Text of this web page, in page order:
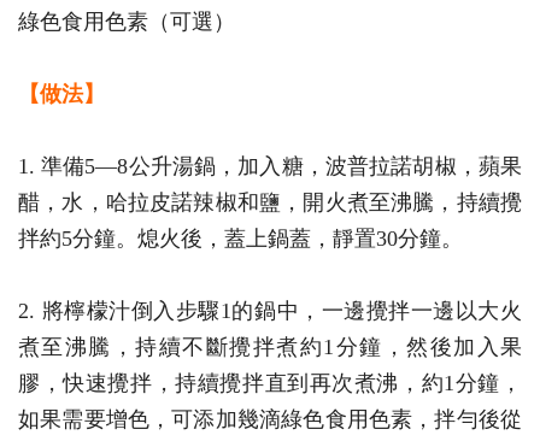
綠色食用色素（可選）
【做法】
1. 準備5—8公升湯鍋，加入糖，波普拉諾胡椒，蘋果
醋，水，哈拉皮諾辣椒和鹽，開火煮至沸騰，持續攪
拌約5分鐘。熄火後，蓋上鍋蓋，靜置30分鐘。
2. 將檸檬汁倒入步驟1的鍋中，一邊攪拌一邊以大火
煮至沸騰，持續不斷攪拌煮約1分鐘，然後加入果
膠，快速攪拌，持續攪拌直到再次煮沸，約1分鐘，
如果需要增色，可添加幾滴綠色食用色素，拌勻後從